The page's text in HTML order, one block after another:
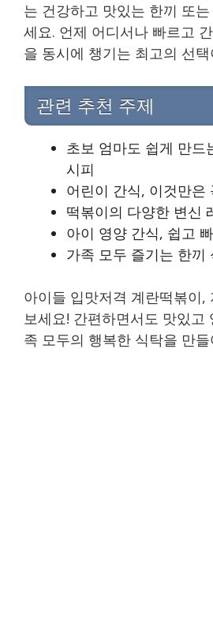
는 건강하고 맛있는 한끼 또
세요. 언제 어디서나 빠르고
을 동시에 챙기는 최고의 선
관련 추천 주제
초보 엄마도 쉽게 만드
시피
어린이 간식, 이것만은
떡볶이의 다양한 변신
아이 영양 간식, 쉽고
가족 모두 즐기는 한끼
아이들 입맛저격 계란떡볶이,
보세요! 간편하면서도 맛있고
족 모두의 행복한 식탁을 만